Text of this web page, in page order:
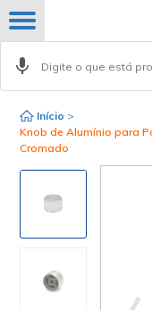
Início >
Knob de Alumínio para
Cromado